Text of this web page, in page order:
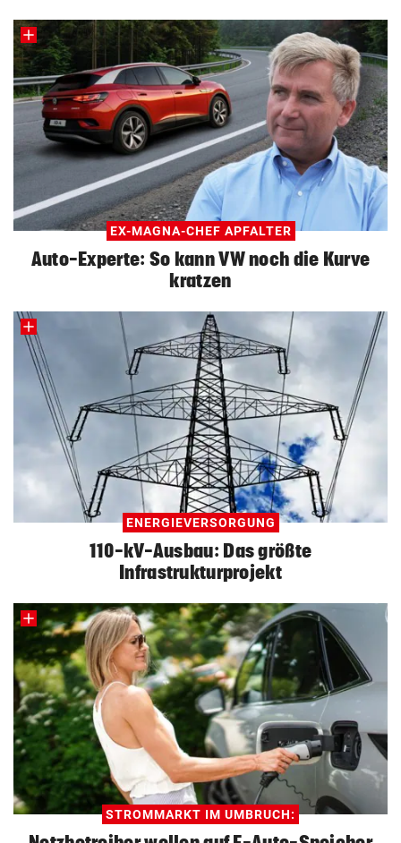
EX-MAGNA-CHEF APFALTER
Auto-Experte: So kann VW noch die Kurve
kratzen
ENERGIEVERSORGUNG
110-kV-Ausbau: Das größte
Infrastrukturprojekt
STROMMARKT IM UMBRUCH: